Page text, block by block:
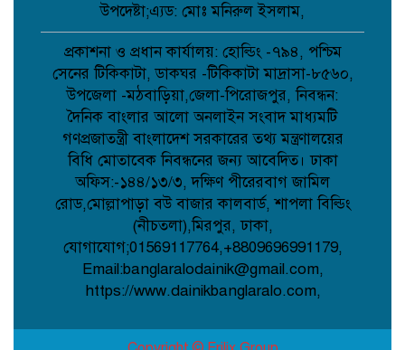
আত্রাইয়ে জুলাই গণঅভ্যুত্থান দিবসে
স্মৃতিচারণ জুলাই যোদ্ধাদের সংবর্ধনা ও
আলোচনা সভা অনুষ্ঠিত ;
ডাসারে কাঠের ফার্নিচারে কাজ করতে গিয়ে
বিস্ফোরণে শিশুর মৃত্যু;
সেবা’র নতুন উপদেষ্টা মনোনীত হলেন
মালয়েশিয়া প্রবাসী ব্যবসায়ী এম আলী
হোসেন;
বেলকুচিতে গণঅভ্যুত্থান দিবসে ইসলামী
আন্দোলনের গণমিছিল ও গণহত্যার বিচারের
দাবি: “আদর্শিক বিজয়ের বিকল্প নেই”
উপদেষ্টা;এ্যড: মোঃ মনিরুল ইসলাম,
প্রকাশনা ও প্রধান কার্যালয়: হোল্ডিং -৭৯৪, পশ্চিম
সেনের টিকিকাটা, ডাকঘর -টিকিকাটা মাদ্রাসা-৮৫৬০,
উপজেলা -মঠবাড়িয়া,জেলা-পিরোজপুর, নিবন্ধন:
দৈনিক বাংলার আলো অনলাইন সংবাদ মাধ্যমটি
গণপ্রজাতন্ত্রী বাংলাদেশ সরকারের তথ্য মন্ত্রণালয়ের
বিধি মোতাবেক নিবন্ধনের জন্য আবেদিত। ঢাকা
অফিস:-১৪৪/১৩/৩, দক্ষিণ পীরেরবাগ জামিল
রোড,মোল্লাপাড়া বউ বাজার কালবার্ড, শাপলা বিল্ডিং
(নীচতলা),মিরপুর, ঢাকা,
যোগাযোগ;01569117764,+8809696991179,
Email:banglaralodainik@gmail.com,
https://www.dainikbanglaralo.com,